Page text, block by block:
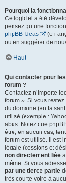
Pourquoi la
Ce logiciel a été
pensez qu’une
phpBB Ideas
(en
ou en suggérer de
Haut
Qui contacter pour
forum ?
Contactez n’importe
forum ». Si vous
du domaine (en faisant
utilisé (exemple :
abus. Notez que
être, en aucun cas,
forum est utilisé. Il est
légale (cessions et
non directement liée
même. Si vous
par une tierce partie
très courte voire à